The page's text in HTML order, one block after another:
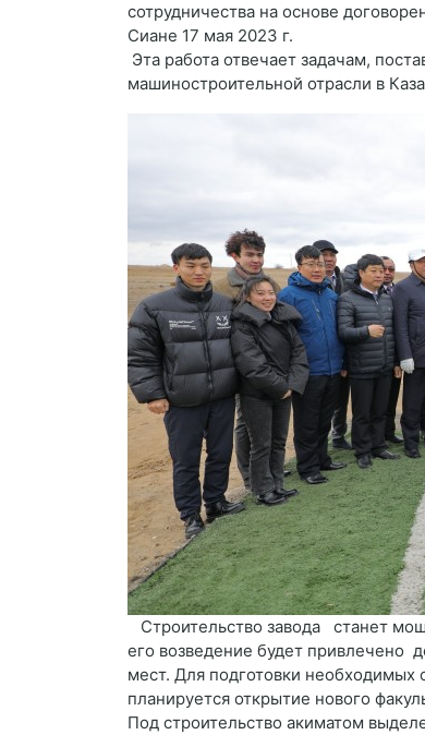
сотрудничества на основе
Сиане 17 мая 2023 г.
Эта работа отвечает задачам,
машиностроительной отрасли в
Строительство завода станет
его возведение будет
мест. Для подготовки необходимых
планируется открытие нового
Под строительство акиматом